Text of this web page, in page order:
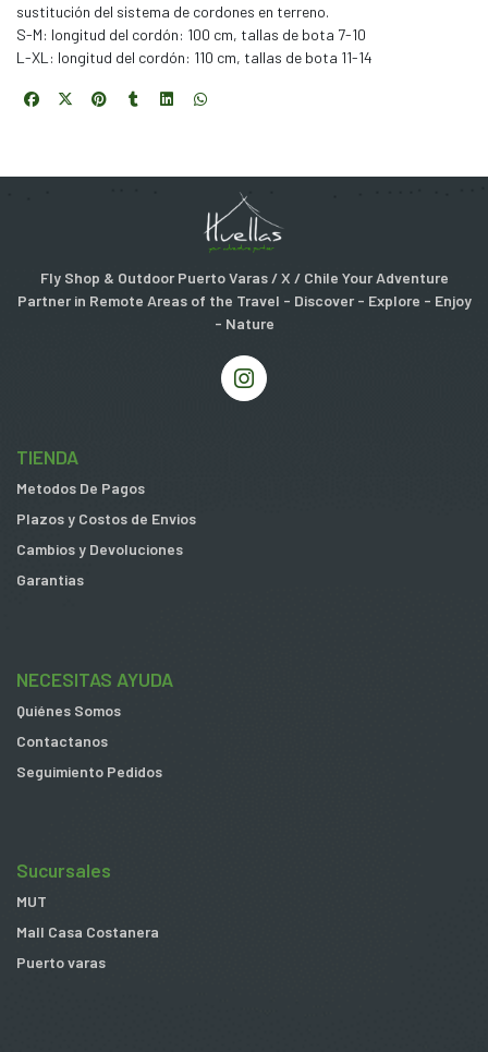
sustitución del sistema de cordones en terreno.
S-M: longitud del cordón: 100 cm, tallas de bota 7-10
L-XL: longitud del cordón: 110 cm, tallas de bota 11-14
Fly Shop & Outdoor Puerto Varas / X / Chile Your Adventure
Partner in Remote Areas of the Travel - Discover - Explore - Enjoy
- Nature
TIENDA
Metodos De Pagos
Plazos y Costos de Envios
Cambios y Devoluciones
Garantias
NECESITAS AYUDA
Quiénes Somos
Contactanos
Seguimiento Pedidos
Sucursales
MUT
Mall Casa Costanera
Puerto varas